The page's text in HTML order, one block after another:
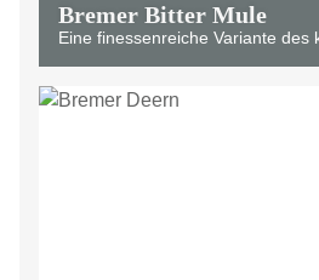
Bremer Bitter Mule
Eine finessenreiche Variante des